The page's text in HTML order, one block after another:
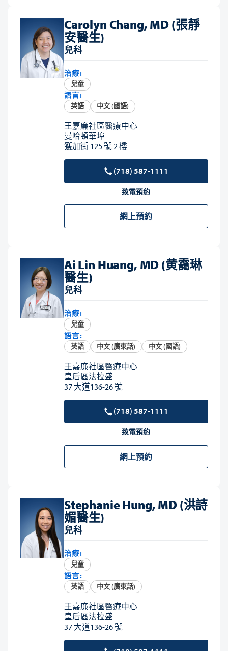
Carolyn Chang, MD (張靜
安醫生)
兒科
治療:
兒童
語言:
英語 中文 (國語)
王嘉廉社區醫療中心
曼哈頓華埠
獲加街 125 號 2 樓
(718) 587-1111
致電預約
網上預約
Ai Lin Huang, MD (黄靄琳
醫生)
兒科
治療:
兒童
語言:
英語 中文 (廣東話) 中文 (國語)
王嘉廉社區醫療中心
皇后區法拉盛
37 大道136-26 號
(718) 587-1111
致電預約
網上預約
Stephanie Hung, MD (洪詩
媚醫生)
兒科
治療:
兒童
語言:
英語 中文 (廣東話)
王嘉廉社區醫療中心
皇后區法拉盛
37 大道136-26 號